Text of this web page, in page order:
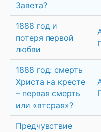
Завета?
1888 год и
потеря первой
любви
1888 год: смерть
Христа на кресте
– первая смерть
или «вторая»?
Предчувствие